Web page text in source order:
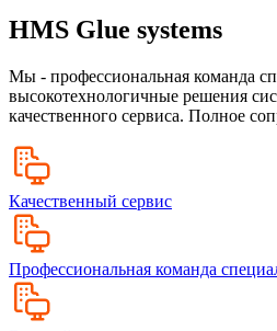
HMS Glue systems
Мы - профессиональная команда
высокотехнологичные решения
качественного сервиса. Полное
Качественный сервис
Профессиональная команда